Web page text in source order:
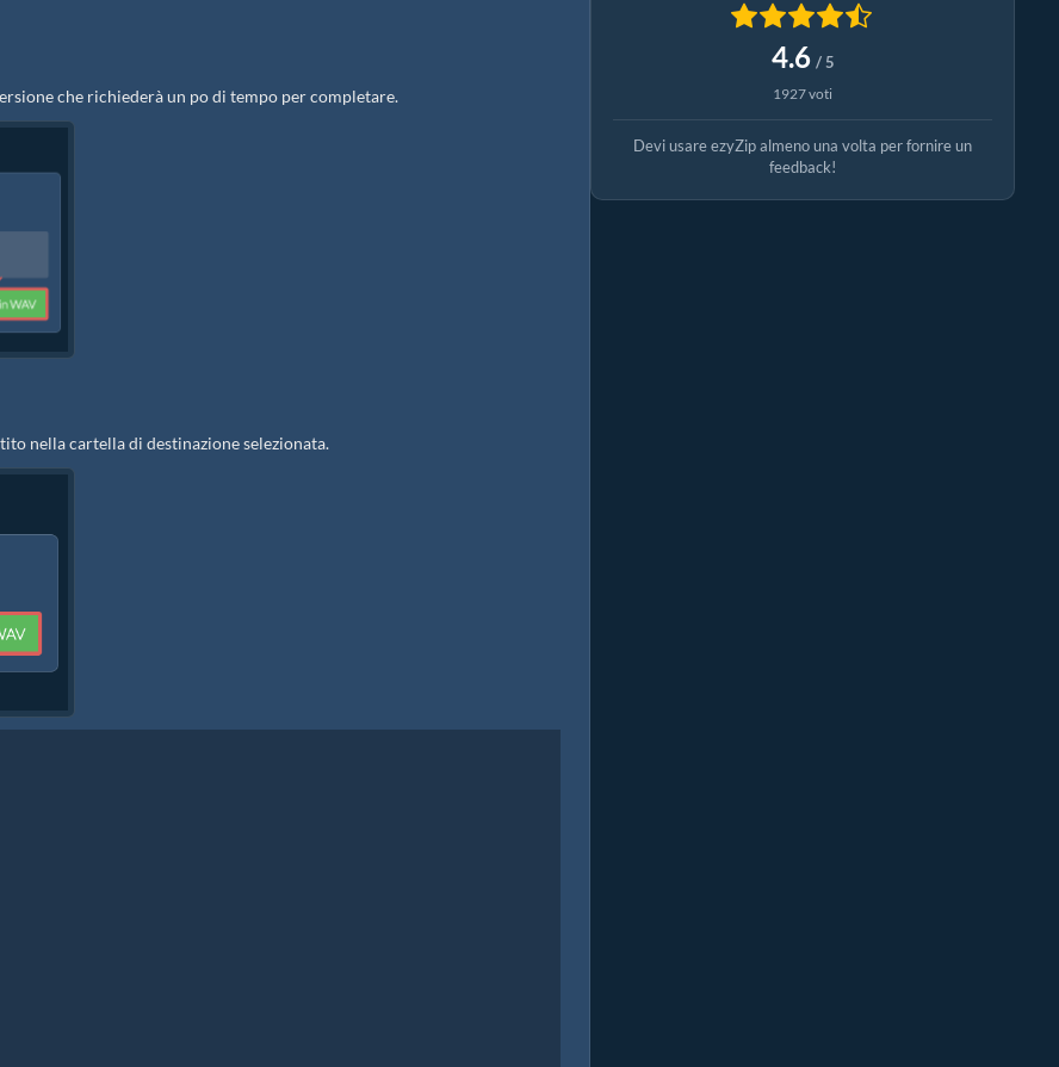
che richiederà un po di tempo per completare.
nella cartella di destinazione selezionata.
4.6 / 5
1927 voti
Devi usare ezyZip almeno una volta per fornire un
feedback!